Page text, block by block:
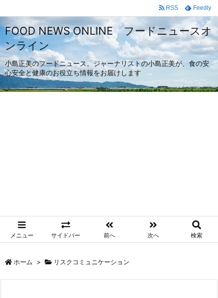
FOOD NEWS ONLINE フードニュースオ
ンライン
小島正美のフードニュース。ジャーナリストの小島正美が、食の安
心安全と健康のお役立ち情報をお届けします
メニュー サイドバー 前へ 次へ 検索
RSS Feedly
ホーム > リスクコミュニケーション